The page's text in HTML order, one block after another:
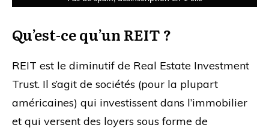
Qu’est-ce qu’un REIT ?
REIT est le diminutif de Real Estate Investment
Trust. Il s’agit de sociétés (pour la plupart
américaines) qui investissent dans l’immobilier
et qui versent des loyers sous forme de